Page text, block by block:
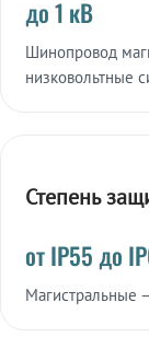
до 1 кВ
Шинопровод
низковольтные
Степень
от IP55 до
Магистральные